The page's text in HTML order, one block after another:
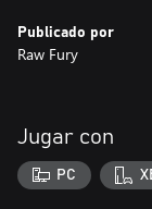
Publicado por
Raw Fury
Jugar con
PC